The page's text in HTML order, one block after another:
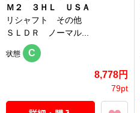
Ｍ２ ３ＨＬ ＵＳＡ
リシャフト その他
ＳＬＤＲ ノーマル...
状態 C
8,778円
79pt